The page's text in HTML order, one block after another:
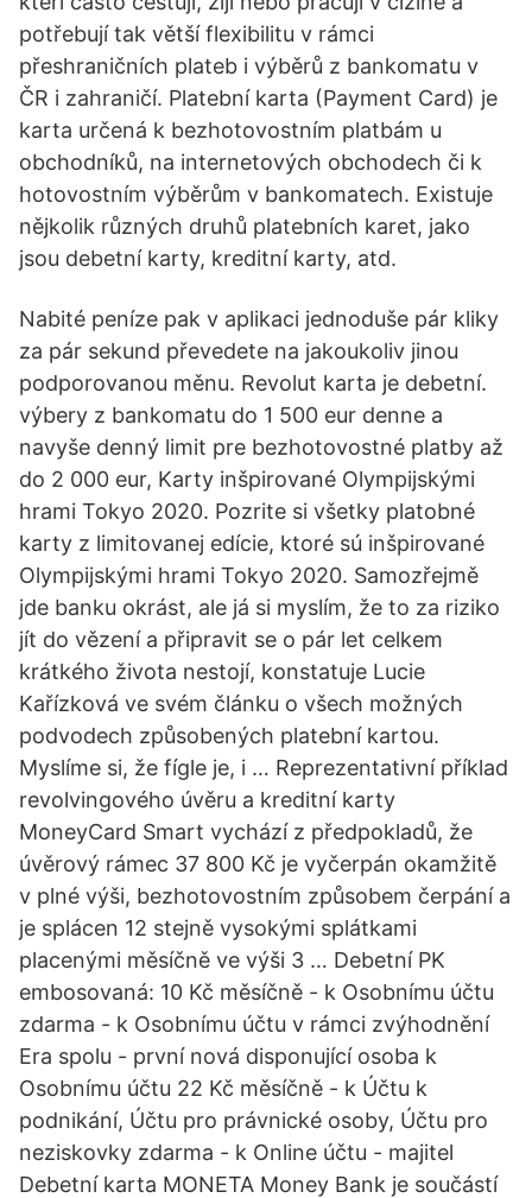
potřebují tak větší flexibilitu v rámci
přeshraničních plateb i výběrů z bankomatu v
ČR i zahraničí. Platební karta (Payment Card) je
karta určená k bezhotovostním platbám u
obchodníků, na internetových obchodech či k
hotovostním výběrům v bankomatech. Existuje
nějkolik různých druhů platebních karet, jako
jsou debetní karty, kreditní karty, atd.
Nabité peníze pak v aplikaci jednoduše pár kliky
za pár sekund převedete na jakoukoliv jinou
podporovanou měnu. Revolut karta je debetní.
výbery z bankomatu do 1 500 eur denne a
navyše denný limit pre bezhotovostné platby až
do 2 000 eur, Karty inšpirované Olympijskými
hrami Tokyo 2020. Pozrite si všetky platobné
karty z limitovanej edície, ktoré sú inšpirované
Olympijskými hrami Tokyo 2020. Samozřejmě
jde banku okrást, ale já si myslím, že to za riziko
jít do vězení a připravit se o pár let celkem
krátkého života nestojí, konstatuje Lucie
Kařízková ve svém článku o všech možných
podvodech způsobených platební kartou.
Myslíme si, že fígle je, i … Reprezentativní příklad
revolvingového úvěru a kreditní karty
MoneyCard Smart vychází z předpokladů, že
úvěrový rámec 37 800 Kč je vyčerpán okamžitě
v plné výši, bezhotovostním způsobem čerpání a
je splácen 12 stejně vysokými splátkami
placenými měsíčně ve výši 3 … Debetní PK
embosovaná: 10 Kč měsíčně - k Osobnímu účtu
zdarma - k Osobnímu účtu v rámci zvýhodnění
Era spolu - první nová disponující osoba k
Osobnímu účtu 22 Kč měsíčně - k Účtu k
podnikání, Účtu pro právnické osoby, Účtu pro
neziskovky zdarma - k Online účtu - majitel
Debetní karta MONETA Money Bank je součástí